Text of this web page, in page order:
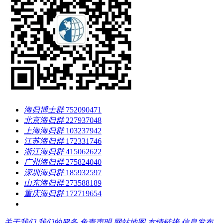
海归博士群 752090471
北京海归群 227937048
上海海归群 103237942
江苏海归群 172331746
浙江海归群 415062622
广州海归群 275824040
深圳海归群 185932597
山东海归群 273588189
重庆海归群 172719654